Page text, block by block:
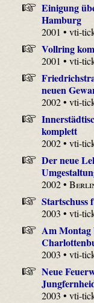
Einigung
Hamburg
2001 • vti-
Vollring
2001 • vti-
neuen
2002 • vti-
komplett
2002 • vti-
Der neue
2002 •
Startschuss
2003 • vti-
Am Montag
2003 • vti-
Neue
2003 • vti-